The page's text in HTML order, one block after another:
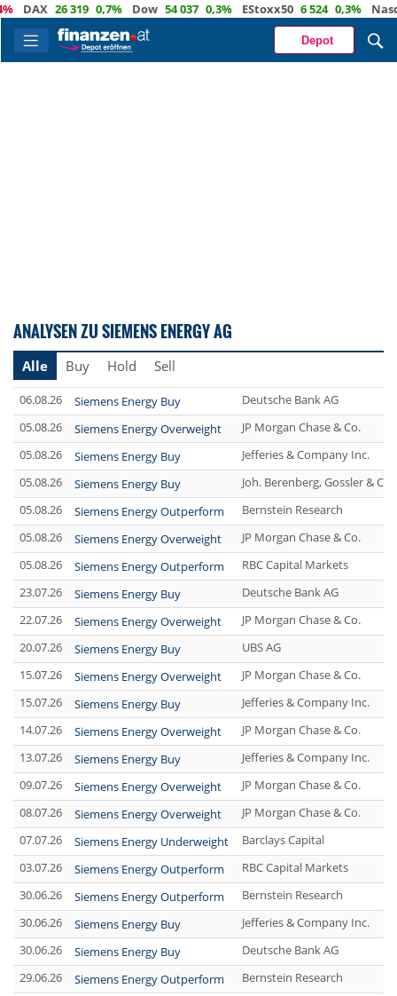
DAX 26 319 0,7% Dow 54 037 0,3% EStoxx50 6 524 0,3% Nasdaq
Depot
ANALYSEN ZU SIEMENS ENERGY AG
Alle Buy Hold Sell
06.08.26 Siemens Energy Buy
Deutsche Bank AG
05.08.26
Siemens Energy Overweight
JP Morgan Chase & Co.
05.08.26
Siemens Energy Buy
Jefferies & Company Inc.
05.08.26
Siemens Energy Buy
Joh. Berenberg, Gossler &
05.08.26
Siemens Energy Outperform
Bernstein Research
05.08.26
Siemens Energy Overweight
JP Morgan Chase & Co.
05.08.26
Siemens Energy Outperform
RBC Capital Markets
23.07.26
Siemens Energy Buy
Deutsche Bank AG
22.07.26
Siemens Energy Overweight
JP Morgan Chase & Co.
20.07.26
Siemens Energy Buy
UBS AG
15.07.26
Siemens Energy Overweight
JP Morgan Chase & Co.
15.07.26
Siemens Energy Buy
Jefferies & Company Inc.
14.07.26
Siemens Energy Overweight
JP Morgan Chase & Co.
13.07.26
Siemens Energy Buy
Jefferies & Company Inc.
09.07.26
Siemens Energy Overweight
JP Morgan Chase & Co.
08.07.26
Siemens Energy Overweight
JP Morgan Chase & Co.
07.07.26
Siemens Energy Underweight
Barclays Capital
03.07.26
Siemens Energy Outperform
RBC Capital Markets
30.06.26
Siemens Energy Outperform
Bernstein Research
30.06.26
Siemens Energy Buy
Jefferies & Company Inc.
30.06.26
Siemens Energy Buy
Deutsche Bank AG
29.06.26
Siemens Energy Outperform
Bernstein Research